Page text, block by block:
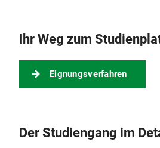
Ihr Weg zum
Eignungsverfahren
Der Studiengang im